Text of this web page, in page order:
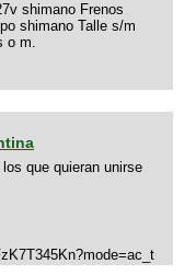
shimano Frenos
shimano Talle s/m
o m.
que quieran unirse